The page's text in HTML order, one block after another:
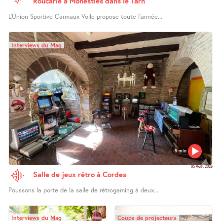
L’Union Sportive Carmaux Voile propose toute l’année...
5 min
Interviews du Mag
05 Août 2026
Salle de jeux rétro à Cordes
Poussons la porte de la salle de rétrogaming à deux...
Interviews du Mag Coups de projecteurs